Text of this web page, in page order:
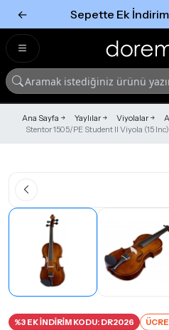
← Sepette Ek
Ana Sayfa Yaylılar Viyolalar
Stentor 1505/PE Student II Viyola (15 Inc)
%3 EK İNDİRİM KODU: DR2026